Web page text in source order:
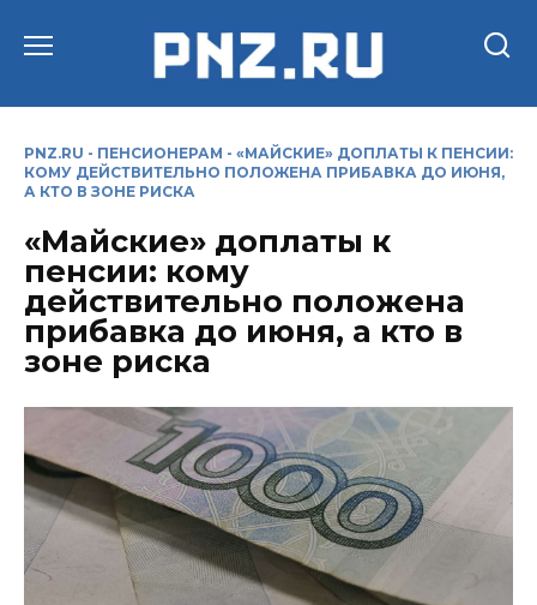
PNZ.RU - ПЕНСИОНЕРАМ - «МАЙСКИЕ» ДОПЛАТЫ К ПЕНСИИ:
КОМУ ДЕЙСТВИТЕЛЬНО ПОЛОЖЕНА ПРИБАВКА ДО ИЮНЯ,
А КТО В ЗОНЕ РИСКА
«Майские» доплаты к
пенсии: кому
действительно положена
прибавка до июня, а кто в
зоне риска